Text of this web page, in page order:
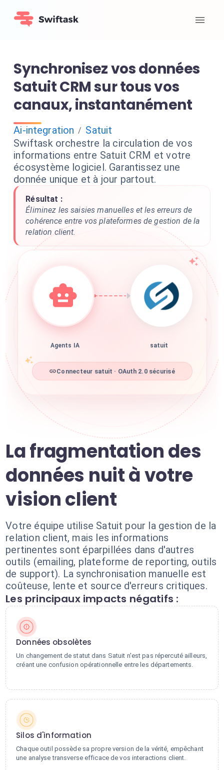
Synchronisez vos données
Satuit CRM sur tous vos
canaux, instantanément
Ai-integration / Satuit
Swiftask orchestre la circulation de vos
informations entre Satuit CRM et votre
écosystème logiciel. Garantissez une
donnée unique et à jour partout.
Résultat :
Éliminez les saisies manuelles et les erreurs de
cohérence entre vos plateformes de gestion de la
relation client.
Agents IA satuit
Connecteur satuit · OAuth 2.0 sécurisé
La fragmentation des
données nuit à votre
vision client
Votre équipe utilise Satuit pour la gestion de la
relation client, mais les informations
pertinentes sont éparpillées dans d'autres
outils (emailing, plateforme de reporting, outils
de support). La synchronisation manuelle est
coûteuse, lente et source d'erreurs critiques.
Les principaux impacts négatifs :
Données obsolètes
Un changement de statut dans Satuit n'est pas répercuté ailleurs,
créant une confusion opérationnelle entre les départements.
Silos d'information
Chaque outil possède sa propre version de la vérité, empêchant
une analyse transverse efficace de vos interactions client.